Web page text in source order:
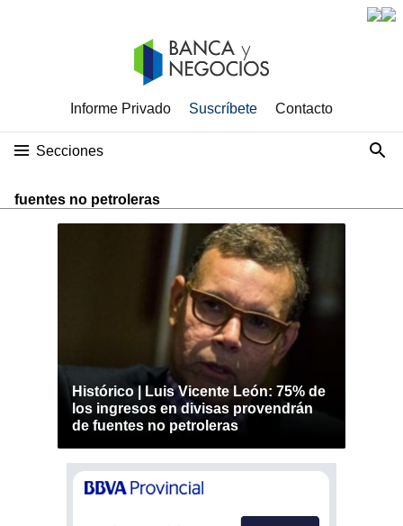
Informe Privado Suscríbete Contacto
Secciones
fuentes no petroleras
Histórico | Luis Vicente León: 75% de
los ingresos en divisas provendrán
de fuentes no petroleras